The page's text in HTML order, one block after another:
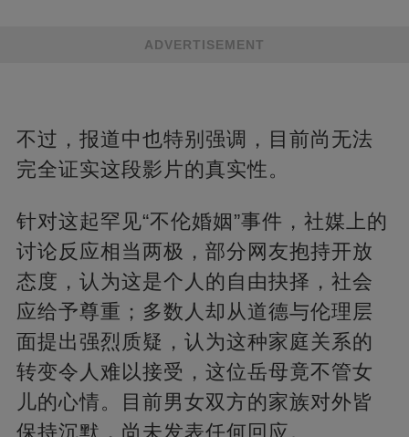
ADVERTISEMENT
不过，报道中也特别强调，目前尚无法
完全证实这段影片的真实性。
针对这起罕见“不伦婚姻”事件，社媒上的
讨论反应相当两极，部分网友抱持开放
态度，认为这是个人的自由抉择，社会
应给予尊重；多数人却从道德与伦理层
面提出强烈质疑，认为这种家庭关系的
转变令人难以接受，这位岳母竟不管女
儿的心情。目前男女双方的家族对外皆
保持沉默，尚未发表任何回应。